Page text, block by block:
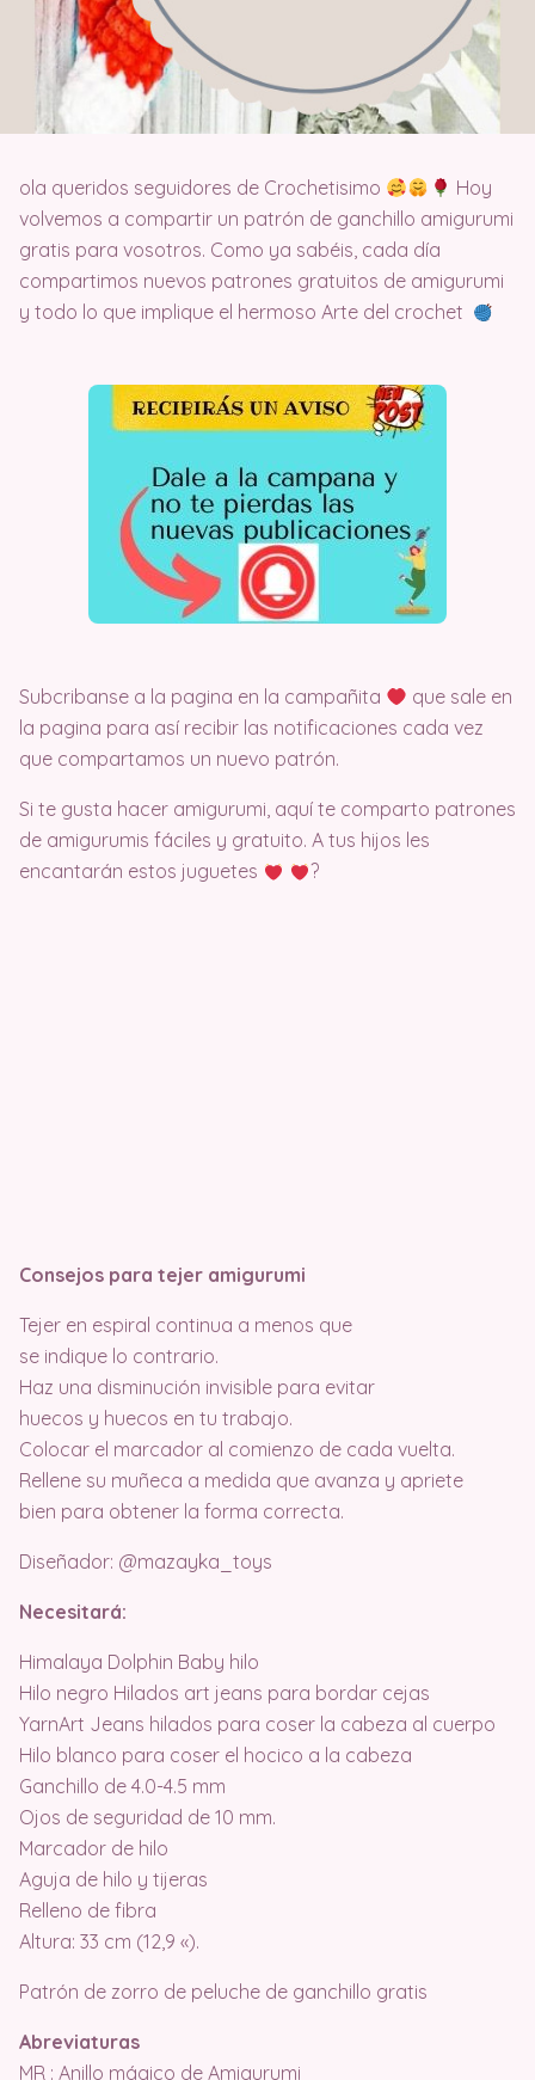
ola queridos seguidores de Crochetisimo
Hoy
volvemos a compartir un patrón de ganchillo amigurumi
gratis para vosotros. Como ya sabéis, cada día
compartimos nuevos patrones gratuitos de amigurumi
y todo lo que implique el hermoso Arte del crochet
Subcribanse a la pagina en la campañita
que sale en
la pagina para así recibir las notificaciones cada vez
que compartamos un nuevo patrón.
Si te gusta hacer amigurumi, aquí te comparto patrones
de amigurumis fáciles y gratuito. A tus hijos les
encantarán estos juguetes
?
Consejos para tejer amigurumi
Tejer en espiral continua a menos que
se indique lo contrario.
Haz una disminución invisible para evitar
huecos y huecos en tu trabajo.
Colocar el marcador al comienzo de cada vuelta.
Rellene su muñeca a medida que avanza y apriete
bien para obtener la forma correcta.
Diseñador: @mazayka_toys
Necesitará:
Himalaya Dolphin Baby hilo
Hilo negro Hilados art jeans para bordar cejas
YarnArt Jeans hilados para coser la cabeza al cuerpo
Hilo blanco para coser el hocico a la cabeza
Ganchillo de 4.0-4.5 mm
Ojos de seguridad de 10 mm.
Marcador de hilo
Aguja de hilo y tijeras
Relleno de fibra
Altura: 33 cm (12,9 «).
Patrón de zorro de peluche de ganchillo gratis
Abreviaturas
MR : Anillo mágico de Amigurumi